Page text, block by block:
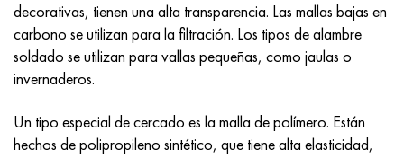
decorativas, tienen una alta transparencia. Las mallas bajas en
carbono se utilizan para la filtración. Los tipos de alambre
soldado se utilizan para vallas pequeñas, como jaulas o
invernaderos.
Un tipo especial de cercado es la malla de polímero. Están
hechos de polipropileno sintético, que tiene alta elasticidad,
Nitrónico 60
Nitronik 75
Nimonic 80a
81HMA
Tipos de aleaciones de precisión
termobimetales
ХН78Т
HN80TBY
N65M, EP982
40 titanio
Aleación 31 - 1.4562
Aleación 254smo® - 1.4547
Aleación 926 - 1.4529
37X12N8G8MFB
40X10X2M
40Х9С2
34khn3ma, 36NiCrMo16, 35NiCrMo16
35hgs, 35hgs
35hgsa, 35hgsa